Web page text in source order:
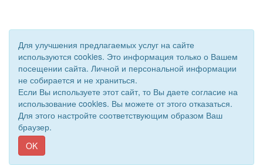
права защищены.
Сайт создан при поддержке «Информационная сеть RD
Для улучшения предлагаемых услуг на сайте
используются cookies. Это информация только о Вашем
посещении сайта. Личной и персональной информации
не собирается и не храниться.
Если Вы используете этот сайт, то Вы даете согласие на
использование cookies. Вы можете от этого отказаться.
Для этого настройте соответствующим образом Ваш
браузер.
OK